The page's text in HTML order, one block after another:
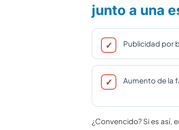
junto a una
Publicidad por
Aumento de la
¿Convencido? Si es así,